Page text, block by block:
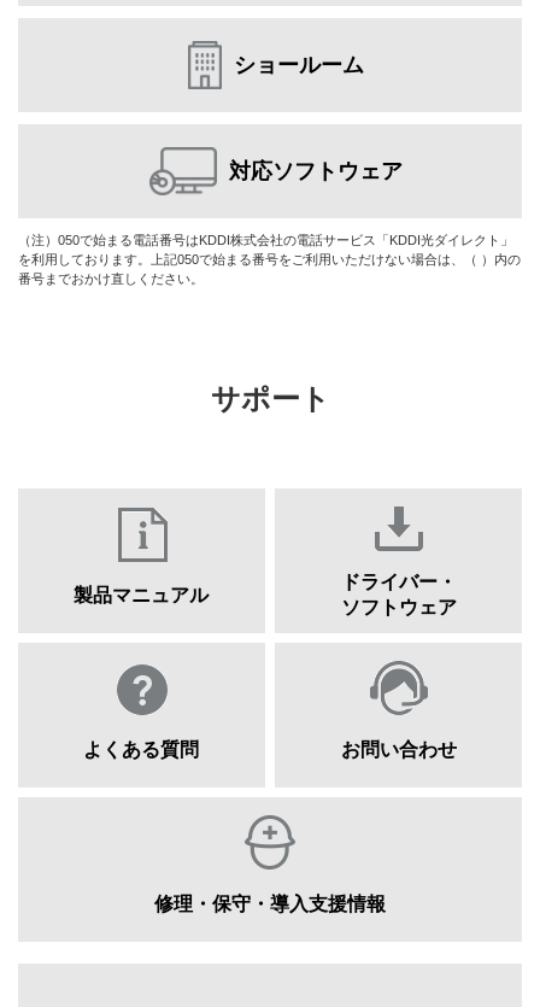
ショールーム
対応ソフトウェア
（注）050で始まる電話番号はKDDI株式会社の電話サービス「KDDI光ダイレクト」
を利用しております。上記050で始まる番号をご利用いただけない場合は、（ ）内の
番号までおかけ直しください。
サポート
製品マニュアル
ドライバー・
ソフトウェア
よくある質問 お問い合わせ
修理・保守・導入支援情報